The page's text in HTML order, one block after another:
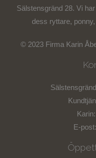
Sälstensgränd 28. Vi
dess ryttare,
© 2023 Firma Karin
E-post: